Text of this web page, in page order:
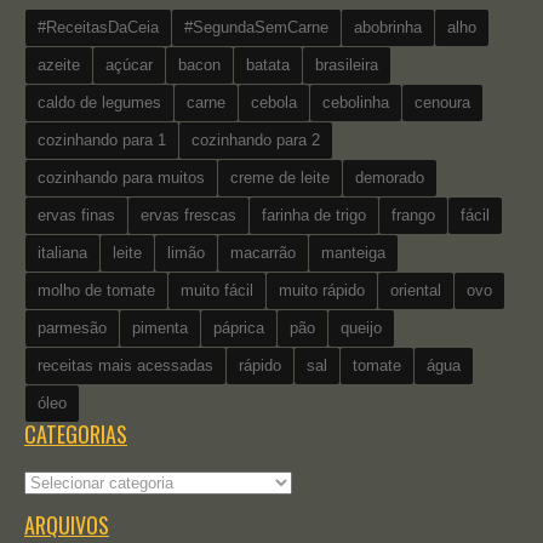
#ReceitasDaCeia #SegundaSemCarne abobrinha alho
azeite açúcar bacon batata brasileira
caldo de legumes carne cebola cebolinha cenoura
cozinhando para 1 cozinhando para 2
cozinhando para muitos creme de leite demorado
ervas finas ervas frescas farinha de trigo frango fácil
italiana leite limão macarrão manteiga
molho de tomate muito fácil muito rápido oriental ovo
parmesão pimenta páprica pão queijo
receitas mais acessadas rápido sal tomate água
óleo
CATEGORIAS
Categorias
ARQUIVOS